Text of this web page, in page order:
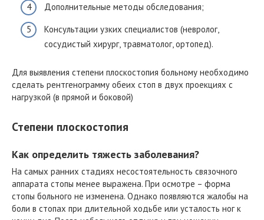
Дополнительные методы обследования;
Консультации узких специалистов (невролог,
сосудистый хирург, травматолог, ортопед).
Для выявления степени плоскостопия больному необходимо
сделать рентгенограмму обеих стоп в двух проекциях с
нагрузкой (в прямой и боковой)
Степени плоскостопия
Как определить тяжесть заболевания?
На самых ранних стадиях несостоятельность связочного
аппарата стопы менее выражена. При осмотре – форма
стопы больного не изменена. Однако появляются жалобы на
боли в стопах при длительной ходьбе или усталость ног к